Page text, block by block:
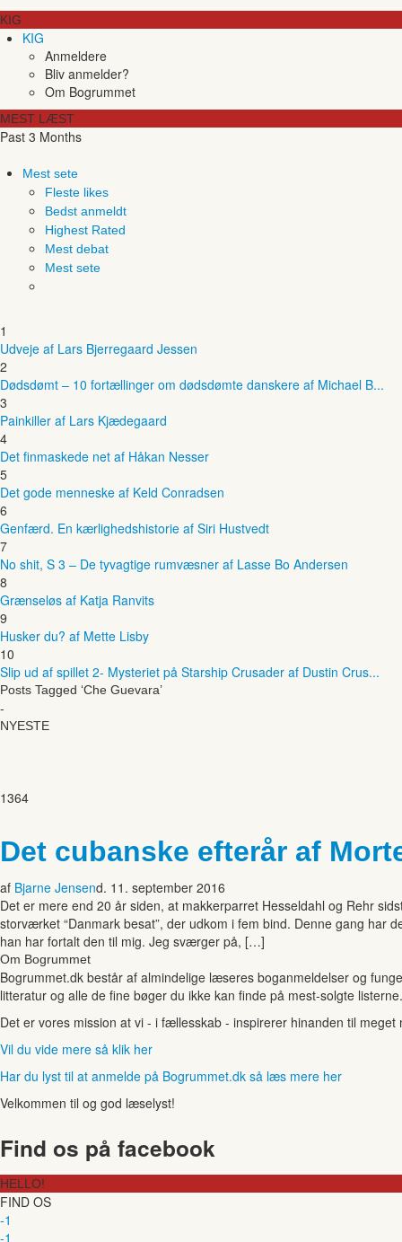
KIG
KIG
Anmeldere
Bliv anmelder?
Om Bogrummet
MEST LÆST
Past 3 Months
Mest sete
Fleste likes
Bedst anmeldt
Highest Rated
Mest debat
Mest sete
1
Udveje af Lars Bjerregaard Jessen
2
Dødsdømt – 10 fortællinger om dødsdømte danskere af Michael B...
3
Painkiller af Lars Kjædegaard
4
Det finmaskede net af Håkan Nesser
5
Det gode menneske af Keld Conradsen
6
Genfærd. En kærlighedshistorie af Siri Hustvedt
7
No shit, S 3 – De tyvagtige rumvæsner af Lasse Bo Andersen
8
Grænseløs af Katja Ranvits
9
Husker du? af Mette Lisby
10
Slip ud af spillet 2- Mysteriet på Starship Crusader af Dustin Crus...
Posts Tagged ‘Che Guevara’
-
NYESTE
1364
Det cubanske efterår af
af Bjarne Jensend. 11. september 2016
Det er mere end 20 år siden, at makkerparret Hesseldahl og Rehr
storværket “Danmark besat”, der udkom i fem bind. Denne gang har
han har for­talt den til mig. Jeg sværger på, […]
Om Bogrummet
Bogrummet.dk består af almindelige læseres boganmeldelser og
litteratur og alle de fine bøger du ikke kan finde på mest-solgte listerne.
Det er vores mission at vi - i fællesskab - inspirerer hinanden til
Vil du vide mere så klik her
Har du lyst til at anmelde på Bogrummet.dk så læs mere her
Velkommen til og god læselyst!
Find os på facebook
HELLO!
FIND OS
-1
-1